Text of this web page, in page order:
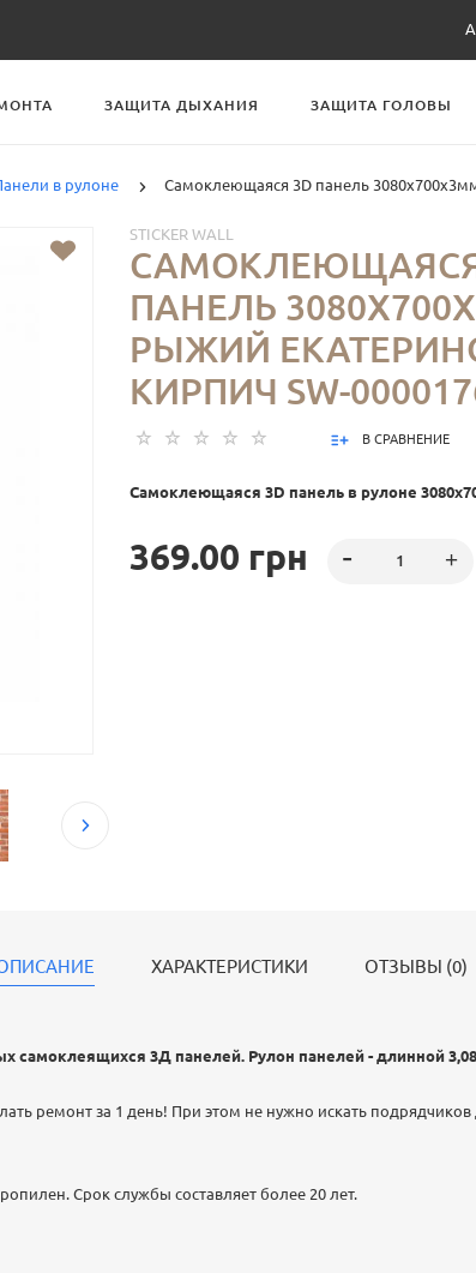
ЗАЩИТА ДЫХАНИЯ ЗАЩИТА ГОЛОВЫ
в рулоне Самоклеющаяся 3D панель
STICKER WALL
САМОКЛЕЮЩАЯСЯ
ПАНЕЛЬ
РЫЖИЙ
КИРПИЧ SW-
В СРАВНЕНИЕ
Самоклеющаяся 3D панель в рулоне
369.00 грн
ХАРАКТЕРИСТИКИ ОТЗЫВЫ (0)
самоклеящихся 3Д панелей. Рулон панелей - длинной
ремонт за 1 день! При этом не нужно искать
Срок службы составляет более 20 лет.